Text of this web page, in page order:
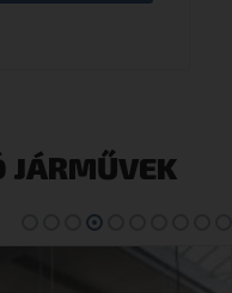
JÁRMŰVEK